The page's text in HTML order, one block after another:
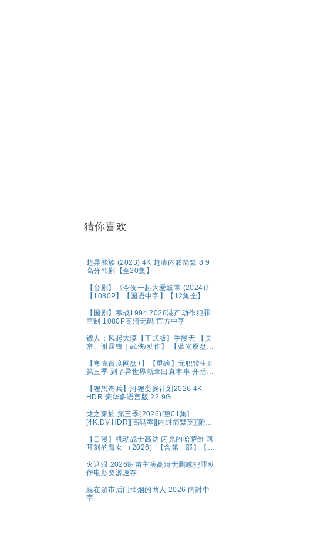
猜你喜欢
超异能族 (2023) 4K 超清内嵌简繁 8.9
高分韩剧【全20集】
【台剧】《今夜一起为爱鼓掌 (2024)》
【1080P】【国语中字】【12集全】
【国剧】寒战1994 2026港产动作犯罪
巨制 1080P高清无码 官方中字
镖人：风起大漠【正式版】手慢无 【吴
京、谢霆锋｜武侠/动作】 【蓝光原盘
【夸克百度网盘+】【重磅】无职转生Ⅲ
第三季 到了异世界就拿出真本事 开播2
【狸想奇兵】河狸变身计划2026 4K
HDR 豪华多语言版 22.9G
龙之家族 第三季(2026)[更01集]
[4K.DV.HDR][高码率][内封简繁英][附1-
【日漫】机动战士高达 闪光的哈萨维 喀
耳刻的魔女 （2026）【含第一部】【剧
夸克
火遮眼 2026谢苗主演高清无删减犯罪动
作电影资源速存
躲在超市后门抽烟的两人 2026 内封中
字